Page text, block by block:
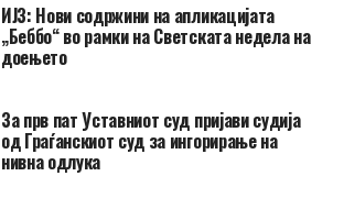
ИЈЗ: Нови содржини на апликацијата
„Беббо“ во рамки на Светската недела на
доењето
За прв пат Уставниот суд пријави судија
од Граѓанскиот суд за ингорирање на
нивна одлука